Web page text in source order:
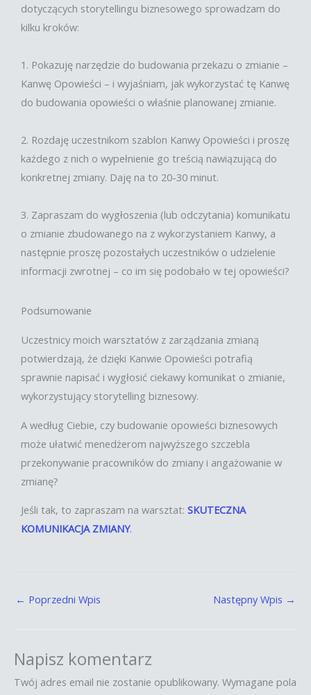
dotyczących storytellingu biznesowego sprowadzam do
kilku kroków:
1. Pokazuję narzędzie do budowania przekazu o zmianie –
Kanwę Opowieści – i wyjaśniam, jak wykorzystać tę Kanwę
do budowania opowieści o właśnie planowanej zmianie.
2. Rozdaję uczestnikom szablon Kanwy Opowieści i proszę
każdego z nich o wypełnienie go treścią nawiązującą do
konkretnej zmiany. Daję na to 20-30 minut.
3. Zapraszam do wygłoszenia (lub odczytania) komunikatu
o zmianie zbudowanego na z wykorzystaniem Kanwy, a
następnie proszę pozostałych uczestników o udzielenie
informacji zwrotnej – co im się podobało w tej opowieści?
Podsumowanie
Uczestnicy moich warsztatów z zarządzania zmianą
potwierdzają, że dzięki Kanwie Opowieści potrafią
sprawnie napisać i wygłosić ciekawy komunikat o zmianie,
wykorzystujący storytelling biznesowy.
A według Ciebie, czy budowanie opowieści biznesowych
może ułatwić menedżerom najwyższego szczebla
przekonywanie pracowników do zmiany i angażowanie w
zmianę?
Jeśli tak, to zapraszam na warsztat: SKUTECZNA
KOMUNIKACJA ZMIANY.
← Poprzedni Wpis Następny Wpis →
Napisz komentarz
Twój adres email nie zostanie opublikowany. Wymagane pola